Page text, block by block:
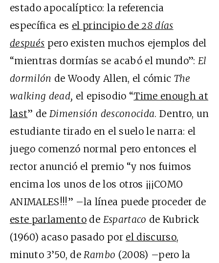
estado apocalíptico: la referencia
específica es el principio de 28 días
después pero existen muchos ejemplos del
“mientras dormías se acabó el mundo”: El
dormilón de Woody Allen, el cómic The
walking dead, el episodio “Time enough at
last” de Dimensión desconocida. Dentro, un
estudiante tirado en el suelo le narra: el
juego comenzó normal pero entonces el
rector anunció el premio “y nos fuimos
encima los unos de los otros ¡¡¡COMO
ANIMALES!!!” –la línea puede proceder de
este parlamento de Espartaco de Kubrick
(1960) acaso pasado por el discurso,
minuto 3’50, de Rambo (2008) –pero la